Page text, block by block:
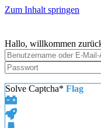
Zum Inhalt springen
Hallo, willkommen
Solve Captcha* Flag